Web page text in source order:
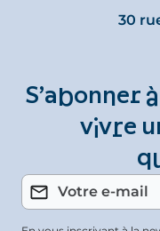
30
S’abonner
vivre